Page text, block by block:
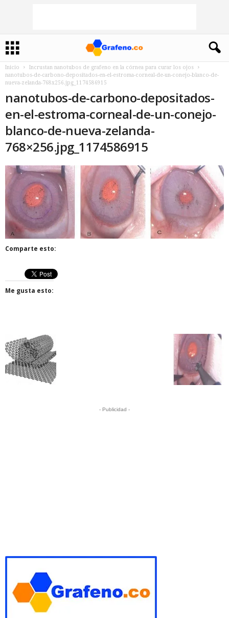
Inicio
Incrustan nanotubos de grafeno en la córnea para curar los ojos
nanotubos-de-carbono-depositados-en-el-estroma-corneal-de-un-conejo-blanco-de-
nueva-zelanda-768x256.jpg_1174586915
nanotubos-de-carbono-depositados-
en-el-estroma-corneal-de-un-conejo-
blanco-de-nueva-zelanda-
768×256.jpg_1174586915
Comparte esto:
Me gusta esto:
- Publicidad -